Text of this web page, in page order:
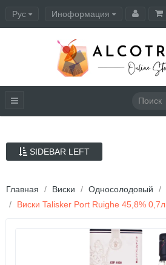
Рус Иноформация
SIDEBAR LEFT
Главная Виски Односолодовый
Виски Talisker Port Ruighe 45,8% 0,7л